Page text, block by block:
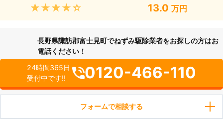
★★★★★ 13.0 万円
長野県諏訪郡富士見町でねずみ駆除業者をお探しの方はお
電話ください！
24時間365日
受付中です!!
0120-466-110
フォームで相談する